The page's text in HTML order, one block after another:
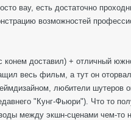
вау, есть достаточно
возможностей
конем доставил) + отличный
весь фильм, а тут он
любители шутеров
"Кунг-Фьюри"). Что то
между экшн-сценами чем-то